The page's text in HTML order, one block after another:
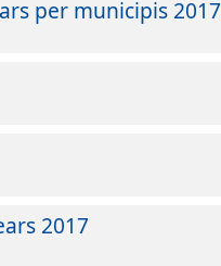
per municipis 2017
2017